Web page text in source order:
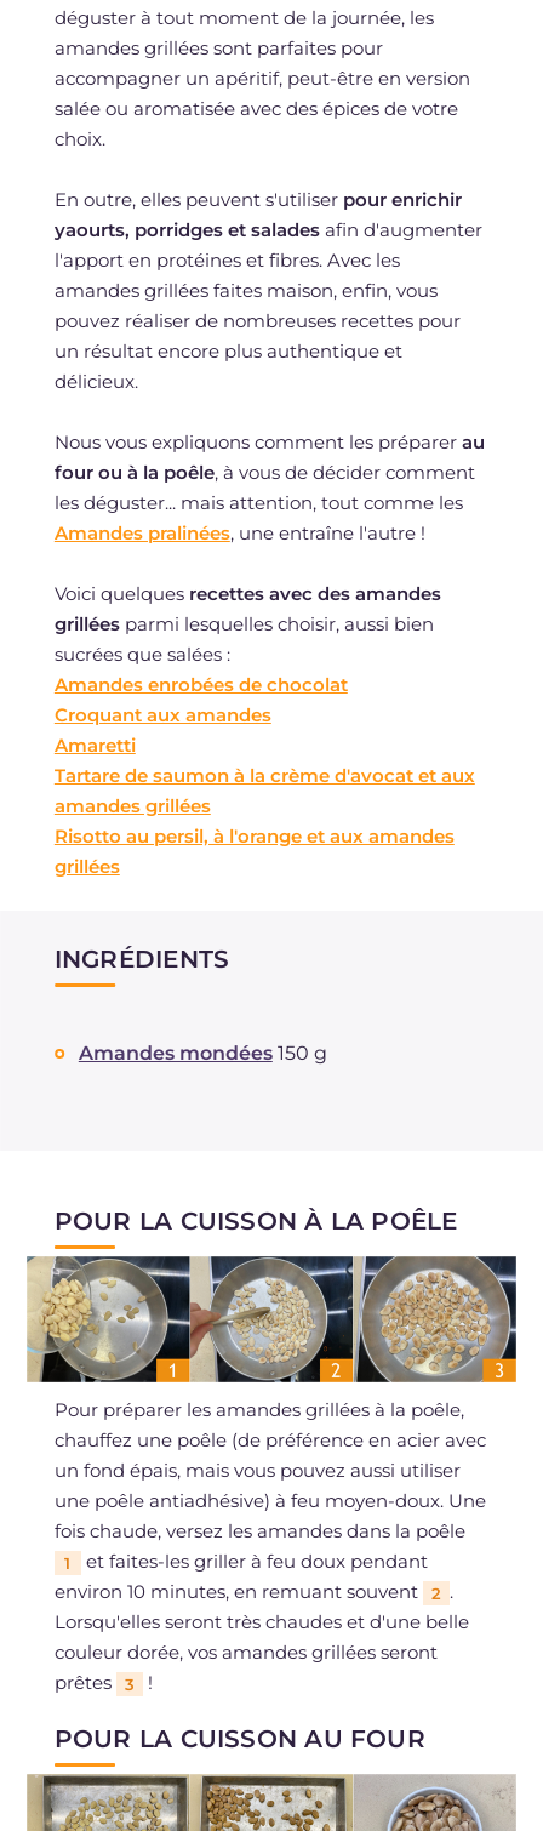
déguster à tout moment de la journée, les
amandes grillées sont parfaites pour
accompagner un apéritif, peut-être en version
salée ou aromatisée avec des épices de votre
choix.
En outre, elles peuvent s'utiliser pour enrichir
yaourts, porridges et saladesafin d'augmenter
l'apport en protéines et fibres. Avec les
amandes grillées faites maison, enfin, vous
pouvez réaliser de nombreuses recettes pour
un résultat encore plus authentique et
délicieux.
Nous vous expliquons comment les préparer au
four ou à la poêle, à vous de décider comment
les déguster... mais attention, tout comme les
Amandes pralinées, une entraîne l'autre !
Voici quelques recettes avec des amandes
grilléesparmi lesquelles choisir, aussi bien
sucrées que salées :
Amandes enrobées de chocolat
Croquant aux amandes
Amaretti
Tartare de saumon à la crème d'avocat et aux
amandes grillées
Risotto au persil, à l'orange et aux amandes
grillées
INGRÉDIENTS
Amandes mondées 150 g
POUR LA CUISSON À LA POÊLE
Pour préparer les amandes grillées à la poêle,
chauffez une poêle (de préférence en acier avec
un fond épais, mais vous pouvez aussi utiliser
une poêle antiadhésive) à feu moyen-doux. Une
fois chaude, versez les amandes dans la poêle
1
et faites-les griller à feu doux pendant
environ 10 minutes, en remuant souvent
2 .
Lorsqu'elles seront très chaudes et d'une belle
couleur dorée, vos amandes grillées seront
prêtes
3 !
POUR LA CUISSON AU FOUR